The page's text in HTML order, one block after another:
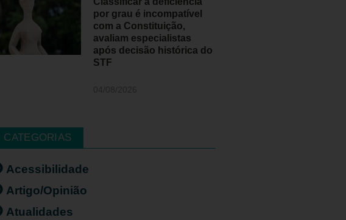
por grau é incompatível
com a Constituição,
avaliam especialistas
após decisão histórica do
STF
CATEGORIAS
Acessibilidade
Artigo/Opinião
Atualidades